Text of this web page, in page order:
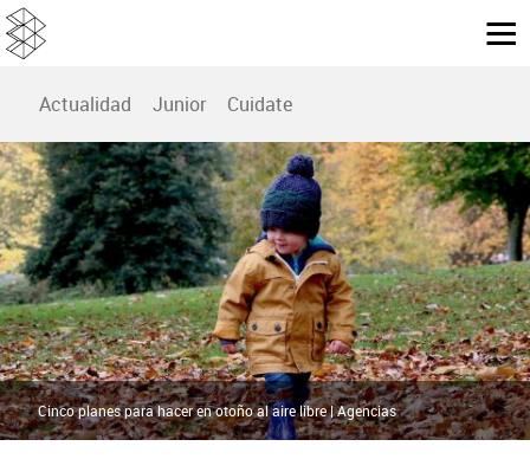
Actualidad Junior Cuidate
Cinco planes para hacer en otoño al aire libre | Agencias